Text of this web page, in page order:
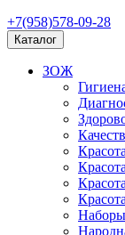
+7(958)578-09-28
Каталог
ЗОЖ
Наборы